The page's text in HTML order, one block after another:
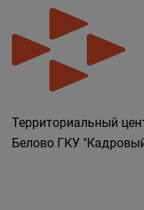
города
Главная
информируют
Территориальный
Белово ГКУ